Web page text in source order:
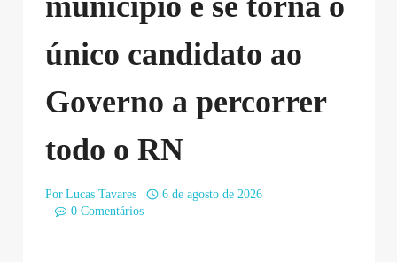
único candidato ao
Governo a percorrer
todo o RN
Por Lucas Tavares
6 de agosto de 2026
0 Comentários